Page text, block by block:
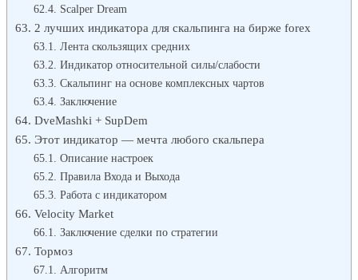
Scalper Dream
2 лучших индикатора для скальпинга на бирже forex
Лента скользящих средних
Индикатор относительной силы/слабости
Скальпинг на основе комплексных чартов
Заключение
DveMashki + SupDem
Этот индикатор — мечта любого скальпера
Описание настроек
Правила Входа и Выхода
Работа с индикатором
Velocity Market
Заключение сделки по стратегии
Тормоз
Алгоритм